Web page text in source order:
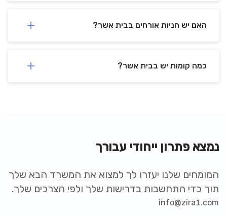
האם יש חניות אורחים בבית אשר?
כמה קומות יש בבית אשר?
נמצא פתרון ייחודי עבורך
המומחים שלנו יעזרו לך למצוא את המשרד הבא שלך
תוך כדי התחשבות בדרישות שלך ולפי הצרכים שלך.
info@zira1.com